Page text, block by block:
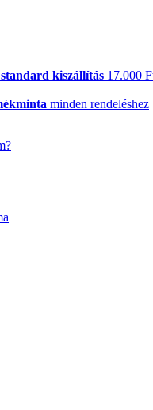
kiszállítás 17.000
minden rendeléshez